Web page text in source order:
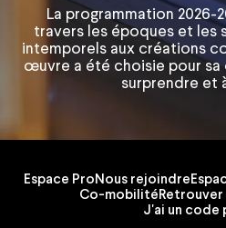
La programmation 2026-
travers les époques et les
intemporels aux créations
œuvre a été choisie pour sa
surprendre et
Espace ProNous rejoindre
Co-mobilité
J'ai un code